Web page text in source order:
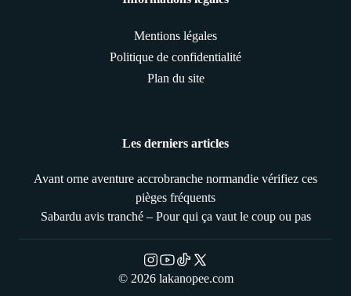
Mentions légales
Politique de confidentialité
Plan du site
Les derniers articles
Avant orne aventure accrobranche normandie vérifiez ces
pièges fréquents
Sabardu avis tranché – Pour qui ça vaut le coup ou pas
© 2026 lakanopee.com